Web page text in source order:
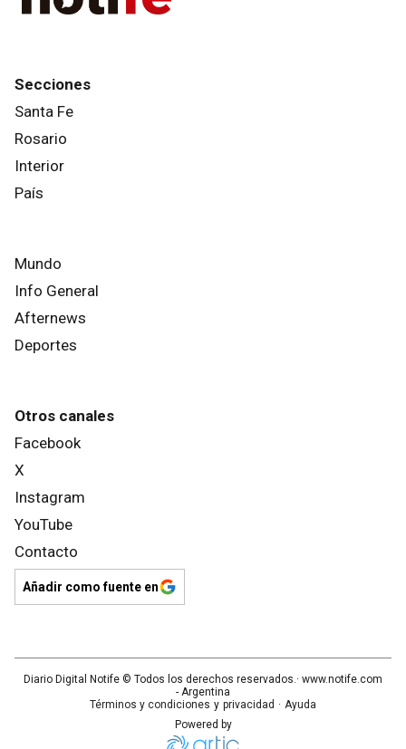
Secciones
Santa Fe
Rosario
Interior
País
Mundo
Info General
Afternews
Deportes
Otros canales
Facebook
X
Instagram
YouTube
Contacto
Añadir como fuente en
Diario Digital Notife © Todos los derechos reservados.· www.notife.com
- Argentina
Términos y condiciones y privacidad · Ayuda
Powered by